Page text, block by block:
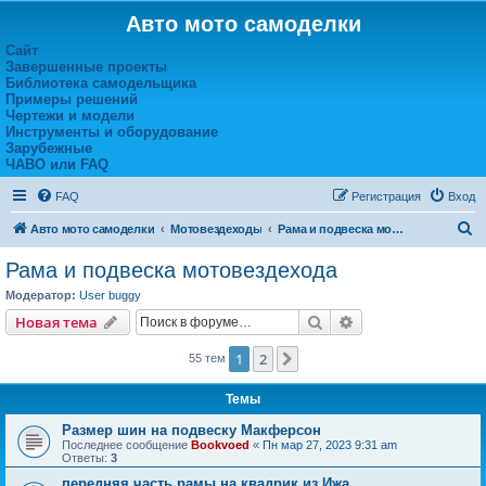
Авто мото самоделки
Сайт
Завершенные проекты
Библиотека самодельщика
Примеры решений
Чертежи и модели
Инструменты и оборудование
Зарубежные
ЧАВО или FAQ
FAQ Вход
Регистрация
Авто мото самоделки Мотовездеходы Рама и подвеска мотовездехода
Рама и подвеска мотовездехода
Модератор: User buggy
Новая тема Поиск
55 тем 1 2
Темы
Размер шин на подвеску Макферсон
Последнее сообщение Bookvoed « Пн мар 27, 2023 9:31 am
Ответы: 3
передняя часть рамы на квадрик из Ижа